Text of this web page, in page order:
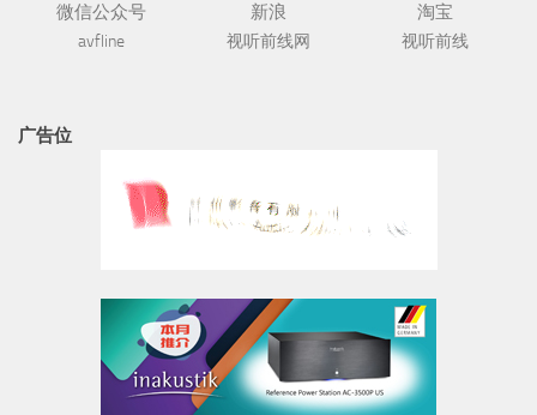
微信公众号
avfline
新浪
视听前线网
淘宝
视听前线
广告位